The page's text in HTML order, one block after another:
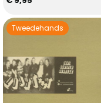
Tweedehands